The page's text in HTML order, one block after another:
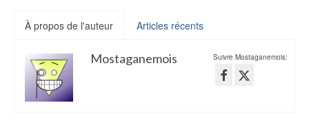
Sortir
Parcs pour enfants – Jeux
AZ Aquapark Aqualand
À propos de l'auteur Articles récents
Suivre Mostaganemois:
Mostaganemois